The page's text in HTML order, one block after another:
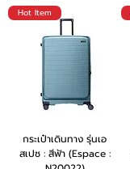
Hot Item
กระเป๋าเดินทาง รุ่นเอ
สเปซ : สีฟ้า (Espace :